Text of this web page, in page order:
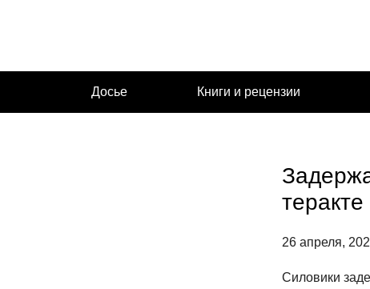
Досье Книги и рецензии
26 апреля,
Силовики